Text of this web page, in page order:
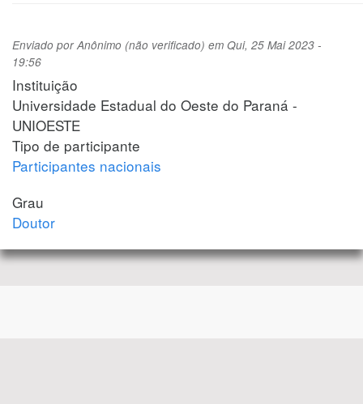
Enviado porAnônimo (não verificado) em Qui, 25 Mai 2023 -
19:56
Instituição
Universidade Estadual do Oeste do Paraná -
UNIOESTE
Tipo de participante
Participantes nacionais
Grau
Doutor